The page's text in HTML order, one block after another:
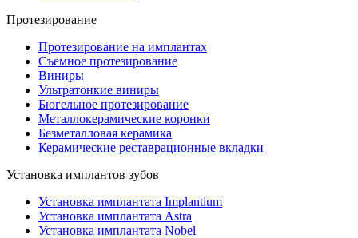
Протезирование
Протезирование на имплантах
Съемное протезирование
Виниры
Ультратонкие виниры
Бюгельное протезирование
Металлокерамические коронки
Безметалловая керамика
Керамические реставрационные вкладки
Установка имплантов зубов
Установка имплантата Implantium
Установка имплантата Astra
Установка имплантата Nobel